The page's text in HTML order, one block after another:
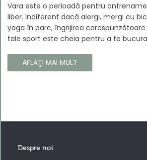
Vara este o perioadă pentru
liber. Indiferent dacă alergi, mergi cu
yoga în parc, îngrijirea
tale sport este cheia pentru a te
cum să vă îngrijiți corect
să își păstreze proprietățile chiar și în
AFLAŢI MAI MULT
Despre noi